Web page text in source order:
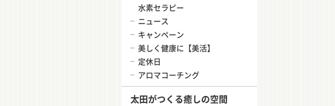
水素セラピー
ニュース
キャンペーン
美しく健康に【美活】
定休日
アロマコーチング
太田がつくる癒しの空間